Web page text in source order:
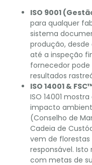
ISO 9001
para qualquer
sistema
produção,
até a inspeção
fornecedor pode
resultados
ISO 14001 &
ISO 14001
impacto
(Conselho de
Cadeia de
vem de
responsável.
com metas de